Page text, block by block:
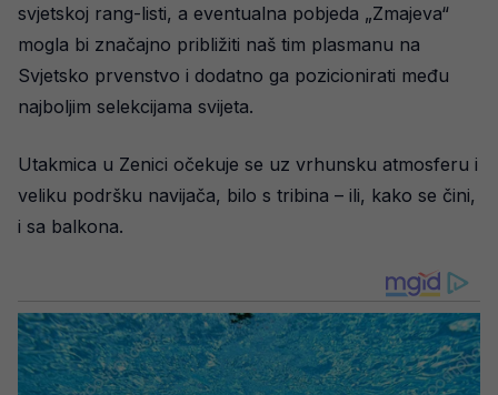
svjetskoj rang-listi, a eventualna pobjeda „Zmajeva“
mogla bi značajno približiti naš tim plasmanu na
Svjetsko prvenstvo i dodatno ga pozicionirati među
najboljim selekcijama svijeta.
Utakmica u Zenici očekuje se uz vrhunsku atmosferu i
veliku podršku navijača, bilo s tribina – ili, kako se čini,
i sa balkona.